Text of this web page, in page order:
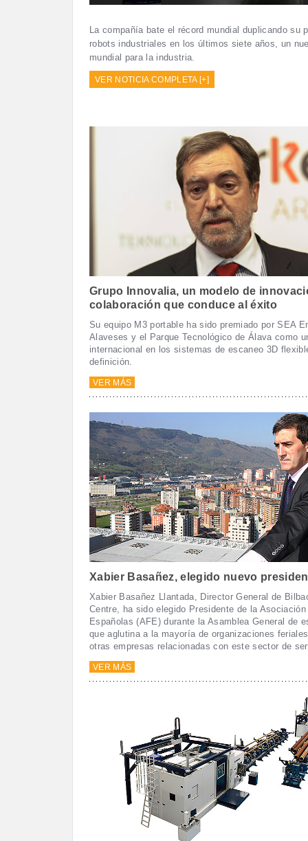
La compañía bate el récord mundial duplicando su
robots industriales en los últimos siete años, un
mundial para la industria.
VER NOTICIA COMPLETA [+]
Grupo Innovalia, un modelo de
colaboración que conduce al éxito
Su equipo M3 portable ha sido premiado por SEA
Alaveses y el Parque Tecnológico de Álava como
internacional en los sistemas de escaneo 3D
definición.
VER MÁS
Xabier Basañez, elegido nuevo
Xabier Basañez Llantada, Director General de
Centre, ha sido elegido Presidente de la
Españolas (AFE) durante la Asamblea General de
que aglutina a la mayoría de organizaciones
otras empresas relacionadas con este sector de
VER MÁS